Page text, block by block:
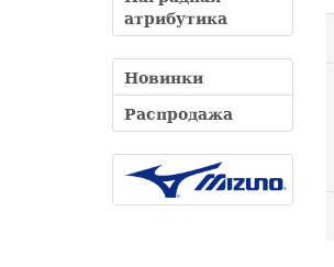
атрибутика
Новинки
Распродажа